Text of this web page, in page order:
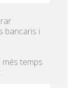
bancaris i
temps